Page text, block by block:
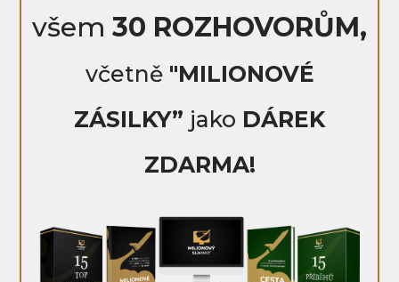
všem 30 ROZHOVORŮM,
včetně "MILIONOVÉ
ZÁSILKY” jako DÁREK
ZDARMA!